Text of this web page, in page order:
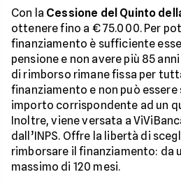
Con la Cessione del Quinto
ottenere fino a € 75.000. Per
finanziamento è sufficiente
pensione e non avere più 85
di rimborso rimane fissa per
finanziamento e non può essere
importo corrispondente ad un
Inoltre, viene versata a
dall’INPS. Offre la libertà di
rimborsare il finanziamento: da
massimo di 120 mesi.